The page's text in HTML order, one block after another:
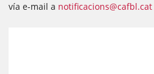
vía e-mail a notificacions@cafbl.cat